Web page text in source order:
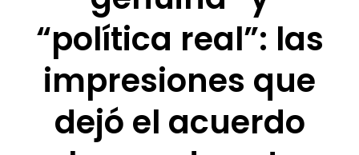
“política real”: las
impresiones que
dejó el acuerdo